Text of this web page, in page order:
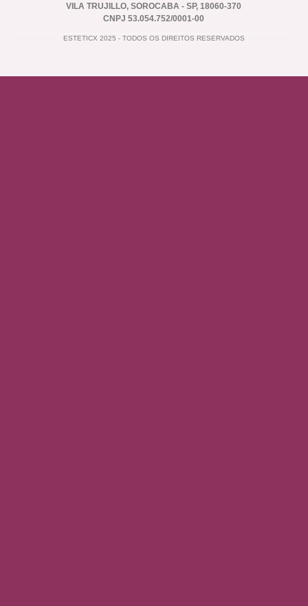
VILA TRUJILLO, SOROCABA - SP, 18060-370
CNPJ 53.054.752/0001-00
ESTETICX 2025 - TODOS OS DIREITOS RESERVADOS